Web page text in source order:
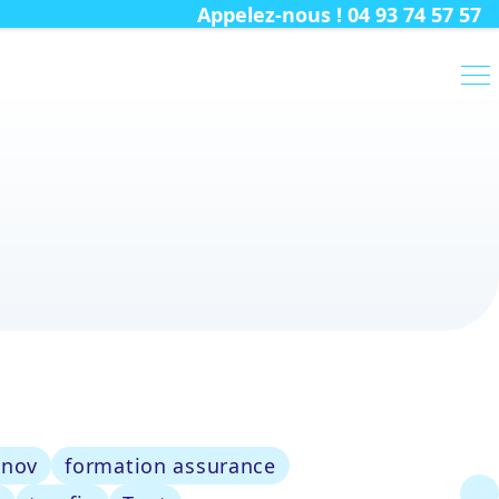
Appelez-nous ! 04 93 74 57 57
formation assurance